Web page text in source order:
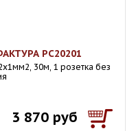
PC20201
30м, 1 розетка без
3 870 руб